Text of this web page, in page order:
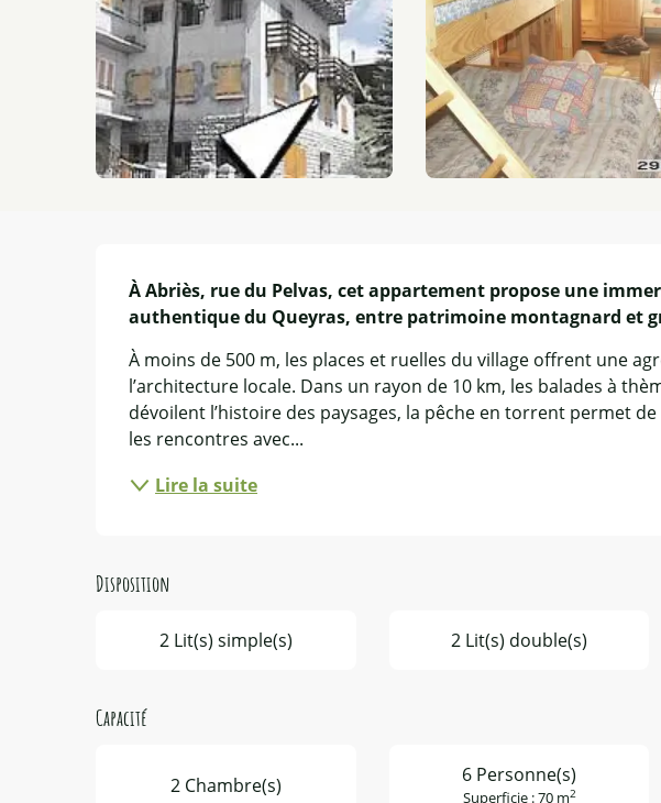
Description
À Abriès, rue du Pelvas, cet appartement propose une
authentique du Queyras, entre patrimoine montagnard et
À moins de 500 m, les places et ruelles du village offrent une
l’architecture locale. Dans un rayon de 10 km, les balades à
dévoilent l’histoire des paysages, la pêche en torrent permet
les rencontres avec...
Lire la suite
Disposition
2 Lit(s) simple(s) 2 Lit(s) double(s)
Capacité
2 Chambre(s) 6 Personne(s)
Superficie : 70 m2